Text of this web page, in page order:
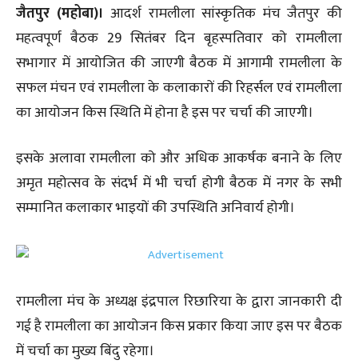
जैतपुर (महोबा)। आदर्श रामलीला सांस्कृतिक मंच जैतपुर की
महत्वपूर्ण बैठक 29 सितंबर दिन बृहस्पतिवार को रामलीला
सभागार में आयोजित की जाएगी बैठक में आगामी रामलीला के
सफल मंचन एवं रामलीला के कलाकारों की रिहर्सल एवं रामलीला
का आयोजन किस स्थिति में होना है इस पर चर्चा की जाएगी।
इसके अलावा रामलीला को और अधिक आकर्षक बनाने के लिए
अमृत महोत्सव के संदर्भ में भी चर्चा होगी बैठक में नगर के सभी
सम्मानित कलाकार भाइयों की उपस्थिति अनिवार्य होगी।
रामलीला मंच के अध्यक्ष इंद्रपाल रिछारिया के द्वारा जानकारी दी
गई है रामलीला का आयोजन किस प्रकार किया जाए इस पर बैठक
में चर्चा का मुख्य बिंदु रहेगा।